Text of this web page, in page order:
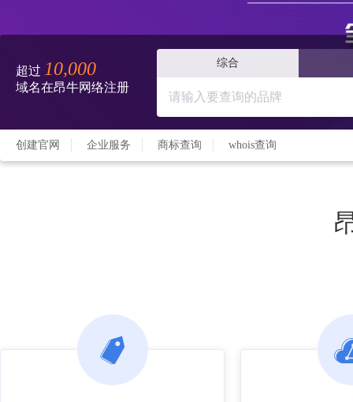
超过 10,000
域名在昂牛网络注册
综合
创建官网 企业服务 商标查询 whois查询